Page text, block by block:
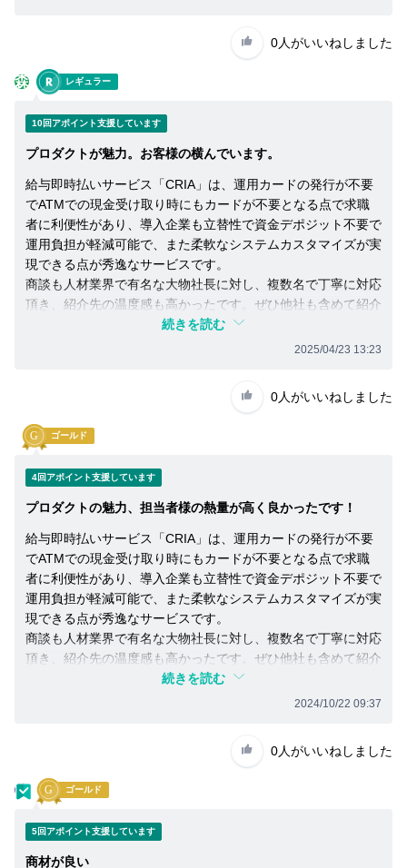
0人がいいねしました
森 レギュラー
10回アポイント支援しています
プロダクトが魅力。お客様の横んでいます。
給与即時払いサービス「CRIA」は、運用カードの発行が不要
でATMでの現金受け取り時にもカードが不要となる点で求職
者に利便性があり、導入企業も立替性で資金デポジット不要で
運用負担が軽減可能で、また柔軟なシステムカスタマイズが実
現できる点が秀逸なサービスです。
商談も人材業界で有名な大物社長に対し、複数名で丁寧に対応
頂き、紹介先の温度感も高かったです。ぜひ他社も含めて紹介
を加速していきたいと思います。
続きを読む
2025/04/23 13:23
0人がいいねしました
ゴールド
4回アポイント支援しています
プロダクトの魅力、担当者様の熱量が高く良かったです！
給与即時払いサービス「CRIA」は、運用カードの発行が不要
でATMでの現金受け取り時にもカードが不要となる点で求職
者に利便性があり、導入企業も立替性で資金デポジット不要で
運用負担が軽減可能で、また柔軟なシステムカスタマイズが実
現できる点が秀逸なサービスです。
商談も人材業界で有名な大物社長に対し、複数名で丁寧に対応
頂き、紹介先の温度感も高かったです。ぜひ他社も含めて紹介
を加速していきたいと思います。
続きを読む
2024/10/22 09:37
0人がいいねしました
立 ゴールド
5回アポイント支援しています
商材が良い
て
し
く
り
い
方
へ